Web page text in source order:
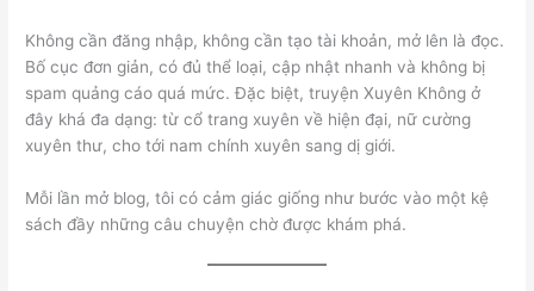
Không cần đăng nhập, không cần tạo tài khoản, mở lên là đọc.
Bố cục đơn giản, có đủ thể loại, cập nhật nhanh và không bị
spam quảng cáo quá mức. Đặc biệt, truyện Xuyên Không ở
đây khá đa dạng: từ cổ trang xuyên về hiện đại, nữ cường
xuyên thư, cho tới nam chính xuyên sang dị giới.
Mỗi lần mở blog, tôi có cảm giác giống như bước vào một kệ
sách đầy những câu chuyện chờ được khám phá.